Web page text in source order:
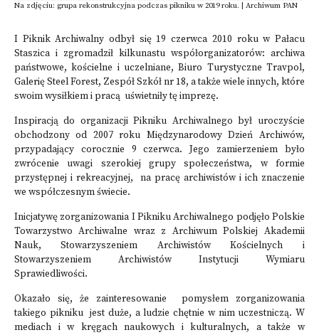
Na zdjęciu: grupa rekonstrukcyjna podczas pikniku w 2019 roku. | Archiwum PAN
I Piknik Archiwalny odbył się 19 czerwca 2010 roku w Pałacu
Staszica i zgromadził kilkunastu współorganizatorów: archiwa
państwowe, kościelne i uczelniane, Biuro Turystyczne Travpol,
Galerię Steel Forest, Zespół Szkół nr 18, a także wiele innych, które
swoim wysiłkiem i pracą uświetniły tę imprezę.
Inspiracją do organizacji Pikniku Archiwalnego był uroczyście
obchodzony od 2007 roku Międzynarodowy Dzień Archiwów,
przypadający corocznie 9 czerwca. Jego zamierzeniem było
zwrócenie uwagi szerokiej grupy społeczeństwa, w formie
przystępnej i rekreacyjnej, na pracę archiwistów i ich znaczenie
we współczesnym świecie.
Inicjatywę zorganizowania I Pikniku Archiwalnego podjęło Polskie
Towarzystwo Archiwalne wraz z Archiwum Polskiej Akademii
Nauk, Stowarzyszeniem Archiwistów Kościelnych i
Stowarzyszeniem Archiwistów Instytucji Wymiaru
Sprawiedliwości.
Okazało się, że zainteresowanie pomysłem zorganizowania
takiego pikniku jest duże, a ludzie chętnie w nim uczestniczą. W
mediach i w kręgach naukowych i kulturalnych, a także w